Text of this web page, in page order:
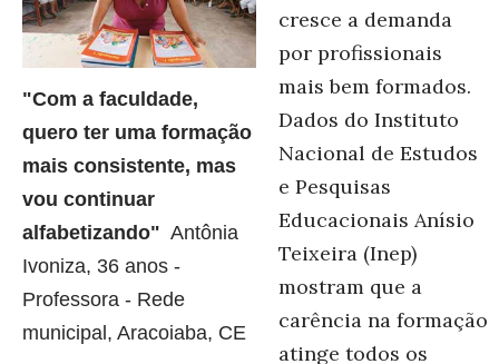
"Com a faculdade,
quero ter uma formação
mais consistente, mas
vou continuar
alfabetizando" Antônia
Ivoniza, 36 anos -
Professora - Rede
municipal, Aracoiaba, CE
cresce a demanda
por profissionais
mais bem formados.
Dados do Instituto
Nacional de Estudos
e Pesquisas
Educacionais Anísio
Teixeira (Inep)
mostram que a
carência na formação
atinge todos os